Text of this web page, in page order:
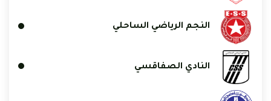
النجم الرياضي الساحلي
النادي الصفاقسي